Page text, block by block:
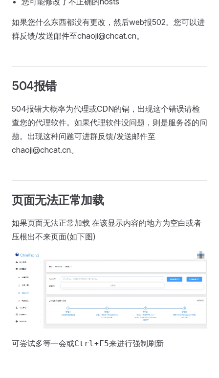
如果您什么东西都没有更改，然后web报502。您可以进
群反馈/发送邮件至chaoji@chcat.cn。
504报错
504报错大概率为代理或CDN的锅，出现这个错误请检
查您的代理软件。如果代理软件没问题，则是服务器的问
题。出现这种问题可进群反馈/发送邮件至
chaoji@chcat.cn。
页面无法正常加载
如果页面无法正常加载 在该显示内容的地方为空白或者
压根出不来页面(如下图)
可尝试多等一会或Ctrl+ F5来进行强制刷新